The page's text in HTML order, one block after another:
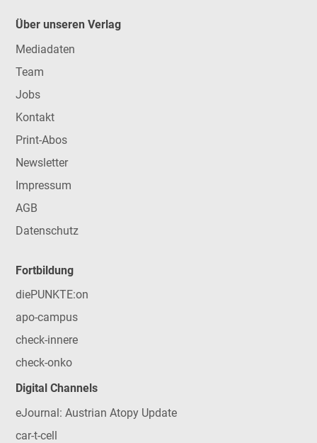
Über unseren Verlag
Mediadaten
Team
Jobs
Kontakt
Print-Abos
Newsletter
Impressum
AGB
Datenschutz
Fortbildung
diePUNKTE:on
apo-campus
check-innere
check-onko
Digital Channels
eJournal: Austrian Atopy Update
car-t-cell